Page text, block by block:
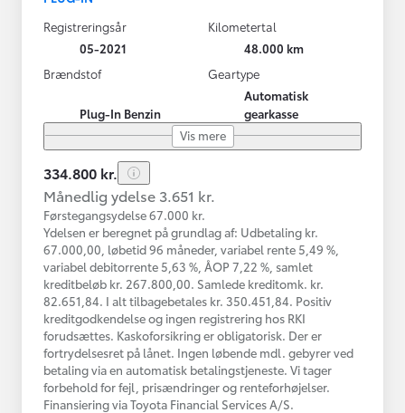
Registreringsår
05-2021
Kilometertal
48.000 km
Brændstof
Plug-In Benzin
Geartype
Automatisk
gearkasse
Vis mere
334.800 kr.
Månedlig ydelse 3.651 kr.
Førstegangsydelse 67.000 kr.
Ydelsen er beregnet på grundlag af: Udbetaling kr.
67.000,00, løbetid 96 måneder, variabel rente 5,49 %,
variabel debitorrente 5,63 %, ÅOP 7,22 %, samlet
kreditbeløb kr. 267.800,00. Samlede kreditomk. kr.
82.651,84. I alt tilbagebetales kr. 350.451,84. Positiv
kreditgodkendelse og ingen registrering hos RKI
forudsættes. Kaskoforsikring er obligatorisk. Der er
fortrydelsesret på lånet. Ingen løbende mdl. gebyrer ved
betaling via en automatisk betalingstjeneste. Vi tager
forbehold for fejl, prisændringer og renteforhøjelser.
Finansiering via Toyota Financial Services A/S.